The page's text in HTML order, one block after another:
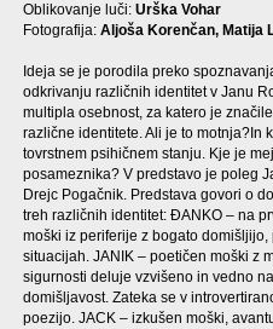
Oblikovanje luči: Urška Vohar
Fotografija: Aljoša Korenčan, Matija
Ideja se je porodila preko
odkrivanju različnih identitet v Janu
multipla osebnost, za katero je
različne identitete. Ali je to motnja?In
tovrstnem psihičnem stanju. Kje je
posameznika? V predstavo je poleg
Drejc Pogačnik. Predstava govori o
treh različnih identitet: ĐANKO – na
moški iz periferije z bogato
situacijah. JANIK – poetičen moški z
sigurnosti deluje vzvišeno in vedno
domišljavost. Zateka se v
poezijo. JACK – izkušen moški,